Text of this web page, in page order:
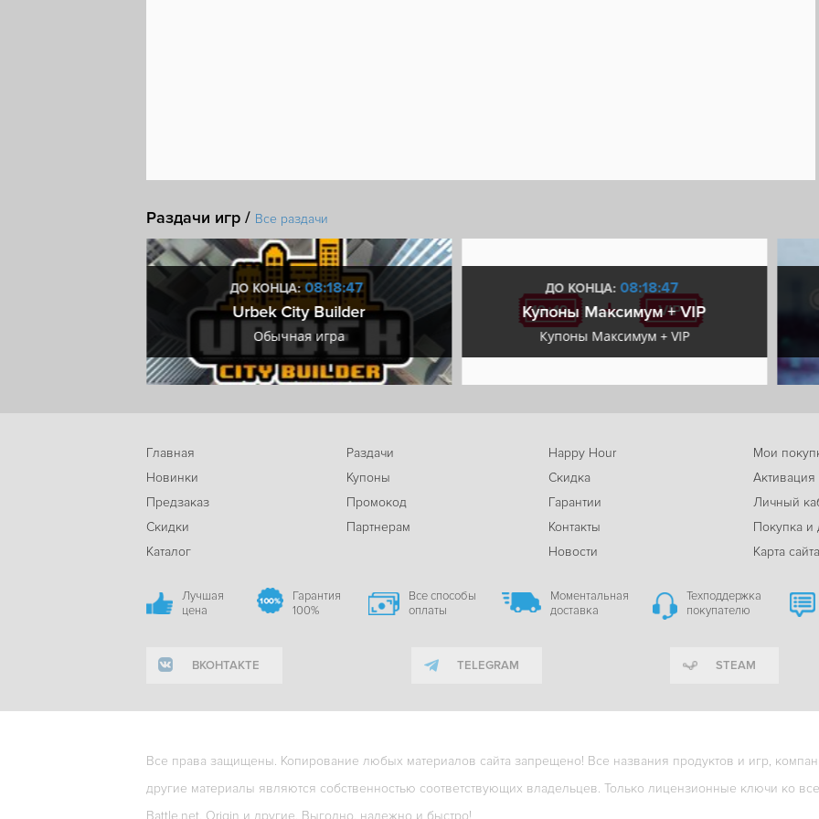
Раздачи игр / Все раздачи
ДО КОНЦА:08:18:46
Urbek City Builder
Обычная игра
ДО КОНЦА:08:18:46
Купоны Максимум + VIP
Купоны Максимум + VIP
Главная
Новинки
Предзаказ
Скидки
Каталог
Раздачи
Купоны
Промокод
Партнерам
Happy Hour
Скидка
Гарантии
Контакты
Новости
Мои
Активация
Личный
Покупка и
Карта сайта
Лучшая
цена
Гарантия
100%
Все способы
оплаты
Моментальная
доставка
Техподдержка
покупателю
ВКОНТАКТЕ TELEGRAM STEAM
Все права защищены. Копирование любых материалов сайта запрещено! Все названия продуктов и игр,
другие материалы являются собственностью соответствующих владельцев. Только лицензионные ключи ко
Battle.net, Origin и другие. Выгодно, надежно и быстро!